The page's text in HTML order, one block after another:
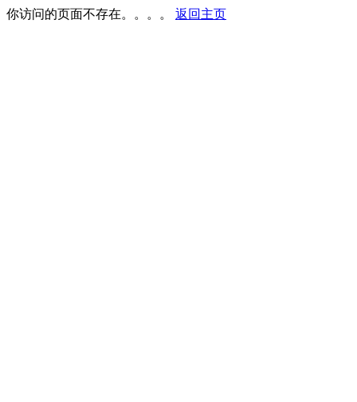
你访问的页面不存在。。。。 返回主页